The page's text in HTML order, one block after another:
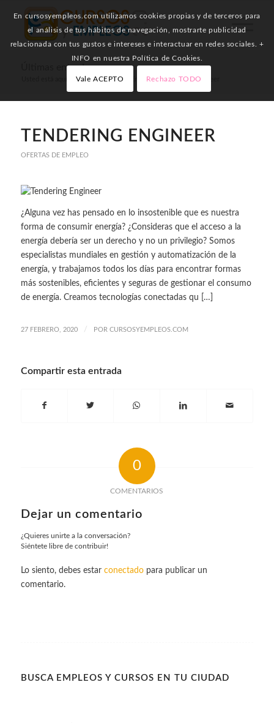
Últimas entradas
Inicio / Ofertas de Empleo / Tendering Engineer
TENDERING ENGINEER
OFERTAS DE EMPLEO
¿Alguna vez has pensado en lo insostenible que es nuestra
forma de consumir energía? ¿Consideras que el acceso a la
energía debería ser un derecho y no un privilegio? Somos
especialistas mundiales en gestión y automatización de la
energía, y trabajamos todos los días para encontrar formas
más sostenibles, eficientes y seguras de gestionar el consumo
de energía. Creamos tecnologías conectadas qu […]
27 FEBRERO, 2020 / POR CURSOSYEMPLEOS.COM
Compartir esta entrada
0
COMENTARIOS
Dejar un comentario
¿Quieres unirte a la conversación?
Siéntete libre de contribuir!
Lo siento, debes estar conectadopara publicar un
comentario.
BUSCA EMPLEOS Y CURSOS EN TU CIUDAD
En cursosyempleos.com utilizamos cookies propias y de terceros para
el análisis de tus hábitos de navegación, mostrarte publicidad
relacionada con tus gustos e intereses e interactuar en redes sociales. +
INFO en nuestra Política de Cookies.
Vale ACEPTO Rechazo TODO